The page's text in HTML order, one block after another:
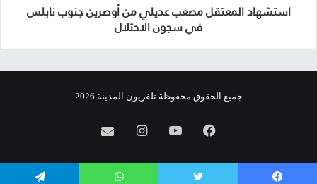
استشهاد المعتقل مصعب عديلي من أوصرين جنوب نابلس
في سجون الاحتلال
جميع الحقوق محفوظة تلفزيون المدينة 2026
فيسبوكيوتيوبانستقرامinfo@almadina.tv